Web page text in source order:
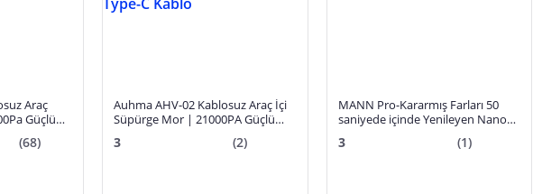
Araç
Güçlü
(68)
Auhma AHV-02 Kablosuz Araç İçi
Süpürge Mor | 21000PA Güçlü
& Vakum Özellikli | 9 Başlık +
3 (2)
MANN Pro-Kararmış Farları 50
saniyede içinde Yenileyen Nano
3 (1)